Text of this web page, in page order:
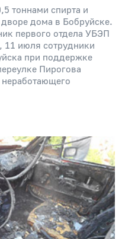
тоннами спирта и
дома в Бобруйске.
первого отдела УБЭП
июля сотрудники
при поддержке
Пирогова